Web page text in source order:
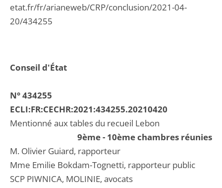
Conseil d'État
N° 434255
ECLI:FR:CECHR:2021:434255.20210420
Mentionné aux tables du recueil Lebon
9ème - 10ème chambres réunies
M. Olivier Guiard, rapporteur
Mme Emilie Bokdam-Tognetti, rapporteur public
SCP PIWNICA, MOLINIE, avocats
etat.fr/fr/arianeweb/CRP/conclusion/2021-04-
20/434255